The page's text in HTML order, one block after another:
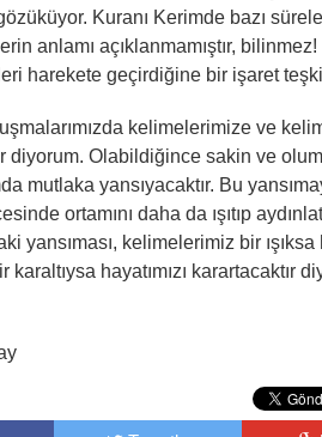
Kuranı Kerimde bazı
anlamı açıklanmamıştır,
harekete geçirdiğine bir işaret
kelimelerimize ve
diyorum. Olabildiğince sakin ve
mutlaka yansıyacaktır. Bu
ortamını daha da ışıtıp
yansıması, kelimelerimiz bir ışıksa
karaltıysa hayatımızı karartacaktır